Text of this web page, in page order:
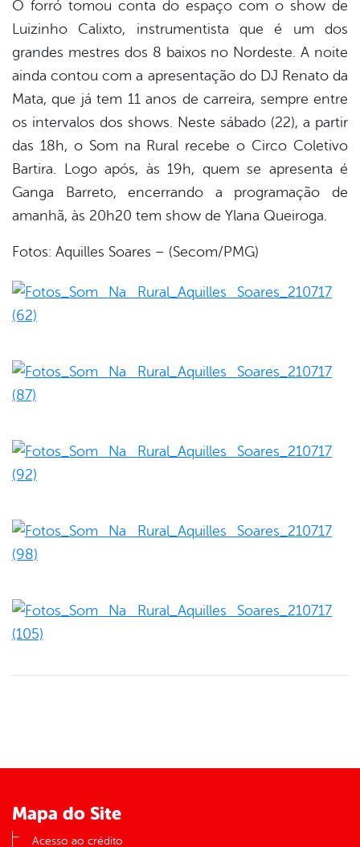
O forró tomou conta do espaço com o show de
Luizinho Calixto, instrumentista que é um dos
grandes mestres dos 8 baixos no Nordeste. A noite
ainda contou com a apresentação do DJ Renato da
Mata, que já tem 11 anos de carreira, sempre entre
os intervalos dos shows. Neste sábado (22), a partir
das 18h, o Som na Rural recebe o Circo Coletivo
Bartira. Logo após, às 19h, quem se apresenta é
Ganga Barreto, encerrando a programação de
amanhã, às 20h20 tem show de Ylana Queiroga.
Fotos: Aquilles Soares – (Secom/PMG)
Mapa do Site
Acesso ao crédito